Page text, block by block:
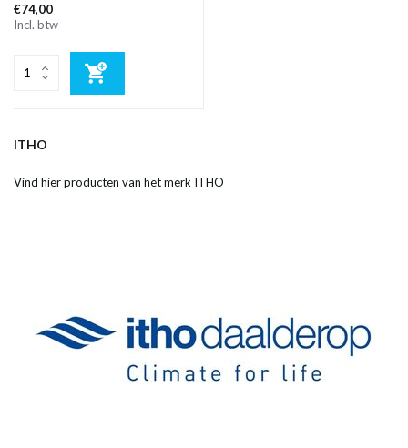
€74,00
Incl. btw
ITHO
Vind hier producten van het merk ITHO